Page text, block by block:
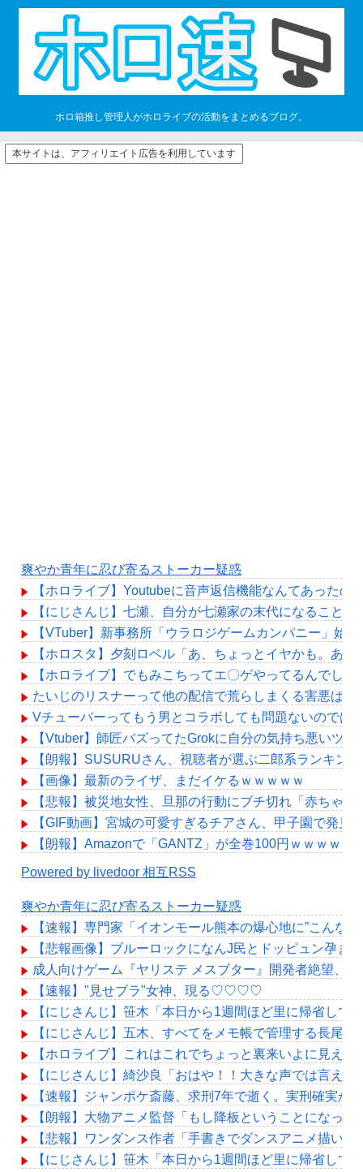
ホロ箱推し管理人がホロライブの活動をまとめるブログ。
本サイトは、アフィリエイト広告を利用しています
爽やか青年に忍び寄るストーカー疑惑
【ホロライブ】Youtubeに音声返信機能なんてあったの
【にじさんじ】七瀬、自分が七瀬家の末代になることも
【VTuber】新事務所「ウラロジゲームカンパニー」始
【ホロスタ】夕刻ロベル「あ、ちょっとイヤかも。あ
【ホロライブ】でもみこちってエ〇ゲやってるんでし
たいじのリスナーって他の配信で荒らしまくる害悪ばっ
Vチューバーってもう男とコラボしても問題ないのでは
【Vtuber】師匠バズってたGrokに自分の気持ち悪いツ
【朗報】SUSURUさん、視聴者が選ぶ二郎系ランキン
【画像】最新のライザ、まだイケるｗｗｗｗｗ
【悲報】被災地女性、旦那の行動にブチ切れ「赤ちゃ
【GIF動画】宮城の可愛すぎるチアさん、甲子園で発見
【朗報】Amazonで「GANTZ」が全巻100円ｗｗｗｗｗ
Powered by livedoor 相互RSS
爽やか青年に忍び寄るストーカー疑惑
【速報】専門家「イオンモール熊本の爆心地に”こんな
【悲報画像】ブルーロックになんJ民とドッピュン孕ま
成人向けゲーム『ヤリステ メスブター』開発者絶望、
【速報】"見せブラ"女神、現る♡♡♡♡
【にじさんじ】笹木「本日から1週間ほど里に帰省して
【にじさんじ】五木、すべてをメモ帳で管理する長尾
【ホロライブ】これはこれでちょっと裏来いよに見える
【にじさんじ】綺沙良「おはや！！大きな声では言え
【速報】ジャンポケ斎藤、求刑7年で逝く。実刑確実か
【朗報】大物アニメ監督「もし降板ということになっ
【悲報】ワンダンス作者「手書きでダンスアニメ描い
【にじさんじ】笹木「本日から1週間ほど里に帰省して